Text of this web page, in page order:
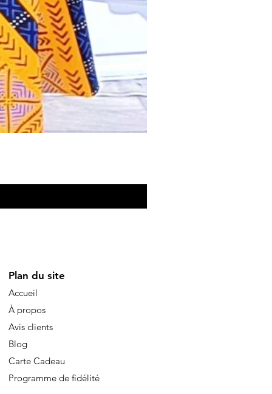
Plan du site
Accueil
À propos
Avis clients
Blog
Carte Cadeau
Programme de fidélité